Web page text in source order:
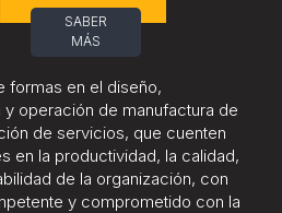
SABER
MÁS
formas en el diseño,
operación de manufactura de
de servicios, que cuenten
en la productividad, la calidad,
de la organización, con
y comprometido con la